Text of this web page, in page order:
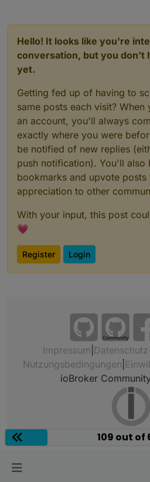
Hello! It looks like you're
conversation, but you don't
yet.
Getting fed up of having to
same posts each visit?
an account, you'll always
exactly where you were
be notified of new replies
push notification). You'll also
bookmarks and upvote
appreciation to other
With your input, this post
💗
Register Login
Community
Impressum
Nutzungsbedingungen
ioBroker
109 out of